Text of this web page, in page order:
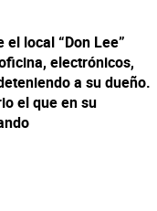
local “Don Lee”
electrónicos,
a su dueño.
el que en su